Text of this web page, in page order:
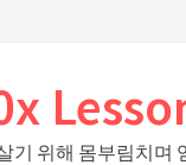
기 위해 몸부림치며